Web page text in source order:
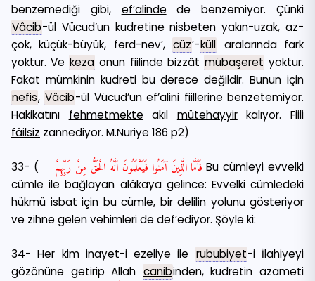
benzemediği gibi, ef’alinde de benzemiyor. Çünki
Vâcib-ül Vücud’un kudretine nisbeten yakın-uzak, az-
çok, küçük-büyük, ferd-nev’, cüz’-küll aralarında fark
yoktur. Ve keza onun fiilinde bizzât mübaşeret yoktur.
Fakat mümkinin kudreti bu derece değildir. Bunun için
nefis, Vâcib-ül Vücud’un ef’alini fiillerine benzetemiyor.
Hakikatını fehmetmekte akıl mütehayyirkalıyor. Fiili
fâilsiz zannediyor. M.Nuriye 186 p2)
33- ( فَاَمَّا الَّذِينَ آمَنُوا فَيَعْلَمُونَ اَنَّهُ الْحَقُّ مِنْ رَبِّهِمْ Bu cümleyi evvelki
cümle ile bağlayan alâkaya gelince: Evvelki cümledeki
hükmü isbat için bu cümle, bir delilin yolunu gösteriyor
ve zihne gelen vehimleri de def’ediyor. Şöyle ki:
34- Her kim inayet-i ezeliye ile rububiyet-i İlahiyeyi
gözönüne getirip Allah canibinden, kudretin azameti